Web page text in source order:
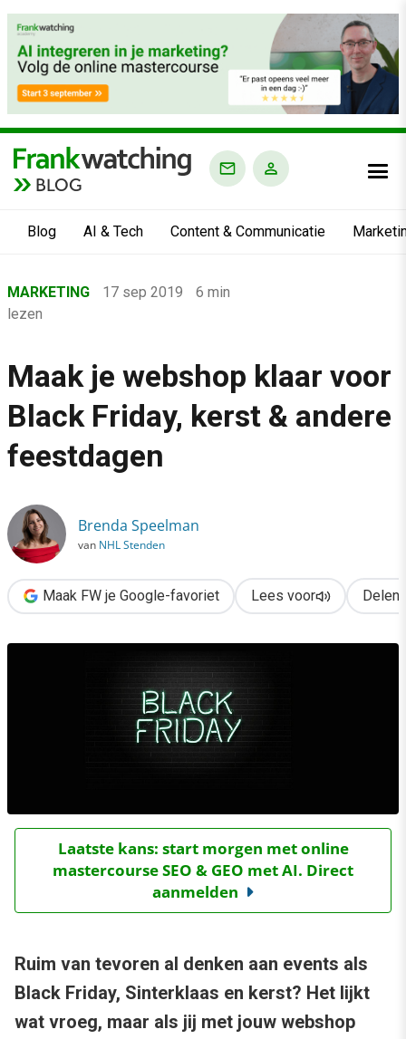
BLOG
Blog AI & Tech Content & Communicatie
›
Marketing
›
Maak je webshop klaar voor Black Friday, kerst & andere
MARKETING 17 sep 2019
6 min
lezen
Maak je webshop klaar voor
Black Friday, kerst & andere
feestdagen
Brenda Speelman
van NHL Stenden
Maak FW je Google-favoriet Lees voor Delen
Laatste kans: start morgen met online
mastercourse SEO & GEO met AI. Direct
aanmelden
Ruim van tevoren al denken aan events als
Black Friday, Sinterklaas en kerst? Het lijkt
wat vroeg, maar als jij met jouw webshop